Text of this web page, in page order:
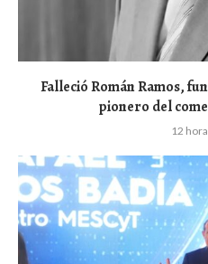
Falleció Román Ramos,
pionero del
12